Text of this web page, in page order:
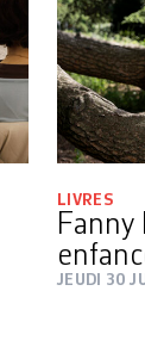
LIVRES
JEUDI 30